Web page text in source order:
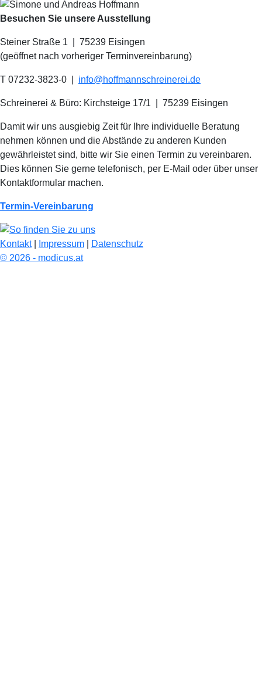
Besuchen Sie unsere Ausstellung
Steiner Straße 1 | 75239 Eisingen
(geöffnet nach vorheriger Terminvereinbarung)
T 07232-3823-0 info@hoffmannschreinerei.de
Schreinerei & Büro: Kirchsteige 17/1 75239 Eisingen
Damit wir uns ausgiebig Zeit für Ihre individuelle Beratung
nehmen können und die Abstände zu anderen Kunden
gewährleistet sind, bitte wir Sie einen Termin zu vereinbaren.
Dies können Sie gerne telefonisch, per E-Mail oder über unser
Kontaktformular machen.
Termin-Vereinbarung
Kontakt| Impressum
Datenschutz
© 2026 - modicus.at